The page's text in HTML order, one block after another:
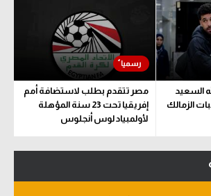
السعيد
الزمالك
مصر تتقدم بطلب لاستضافة أمم
إفريقيا تحت 23 سنة المؤهلة
لأولمبياد لوس أنجلوس